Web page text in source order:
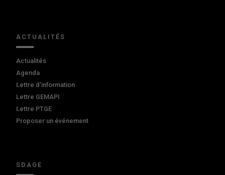
ACTUALITÉS
Actualités
Agenda
Lettre d'information
Lettre GEMAPI
Lettre PTGE
Proposer un événement
SDAGE